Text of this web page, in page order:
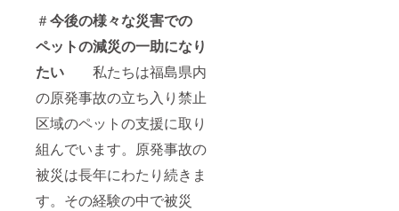
＃今後の様々な災害での
ペットの減災の一助になり
たい 私たちは福島県内
の原発事故の立ち入り禁止
区域のペットの支援に取り
組んでいます。原発事故の
被災は長年にわたり続きま
す。その経験の中で被災